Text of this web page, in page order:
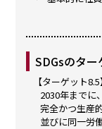
SDGsのター
【ターゲット8.5
2030年までに
完全かつ生産
並びに同一労